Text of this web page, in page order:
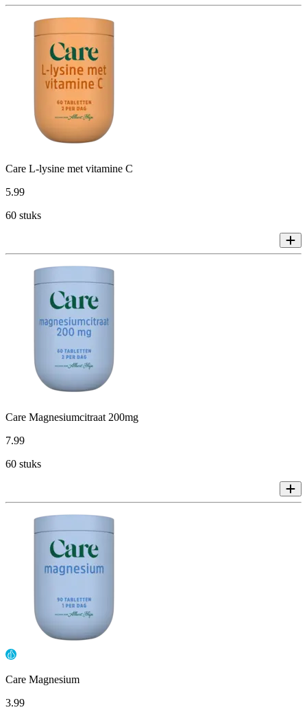
Care L-lysine met vitamine C
5.99
60 stuks
Care Magnesiumcitraat 200mg
7.99
60 stuks
Care Magnesium
3.99